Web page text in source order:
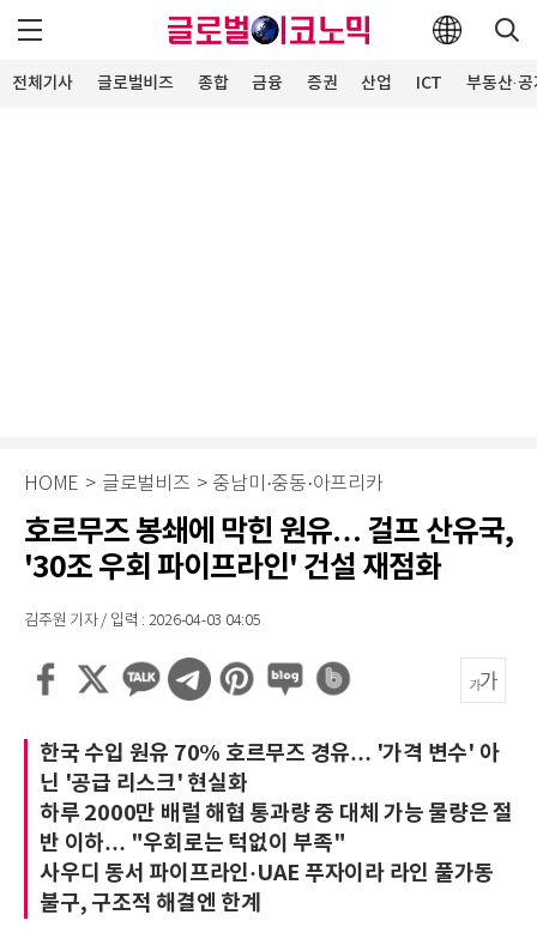
전체기사 글로벌비즈 종합 금융 증권 산업 ICT 부동산·
HOME > 글로벌비즈 > 중남미·중동·아프리카
호르무즈 봉쇄에 막힌 원유… 걸프 산유국,
'30조 우회 파이프라인' 건설 재점화
김주원 기자 / 입력 : 2026-04-03 04:05
한국 수입 원유 70% 호르무즈 경유… '가격 변수' 아
닌 '공급 리스크' 현실화
하루 2000만 배럴 해협 통과량 중 대체 가능 물량은 절
반 이하… "우회로는 턱없이 부족"
사우디 동서 파이프라인·UAE 푸자이라 라인 풀가동
불구, 구조적 해결엔 한계